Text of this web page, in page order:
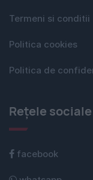
Termeni si conditii
Politica cookies
Politica de
Rețele sociale
facebook